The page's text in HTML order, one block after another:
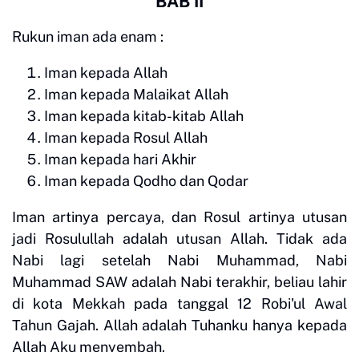
Rukun iman ada enam :
Iman kepada Allah
Iman kepada Malaikat Allah
Iman kepada kitab-kitab Allah
Iman kepada Rosul Allah
Iman kepada hari Akhir
Iman kepada Qodho dan Qodar
Iman artinya percaya, dan Rosul artinya utusan
jadi Rosulullah adalah utusan Allah. Tidak ada
Nabi lagi setelah Nabi Muhammad, Nabi
Muhammad SAW adalah Nabi terakhir, beliau lahir
di kota Mekkah pada tanggal 12 Robi'ul Awal
Tahun Gajah. Allah adalah Tuhanku hanya kepada
Allah Aku menyembah.